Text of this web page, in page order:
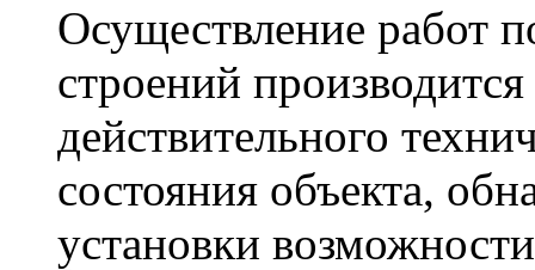
Осуществление работ
строений
действительного
состояния объекта,
установки